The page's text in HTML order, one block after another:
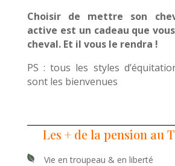
Choisir de mettre son
active est un cadeau que
cheval. Et il vous le rendra !
PS : tous les styles
sont les bienvenues
Les + de la pension au
Vie en troupeau & en liberté